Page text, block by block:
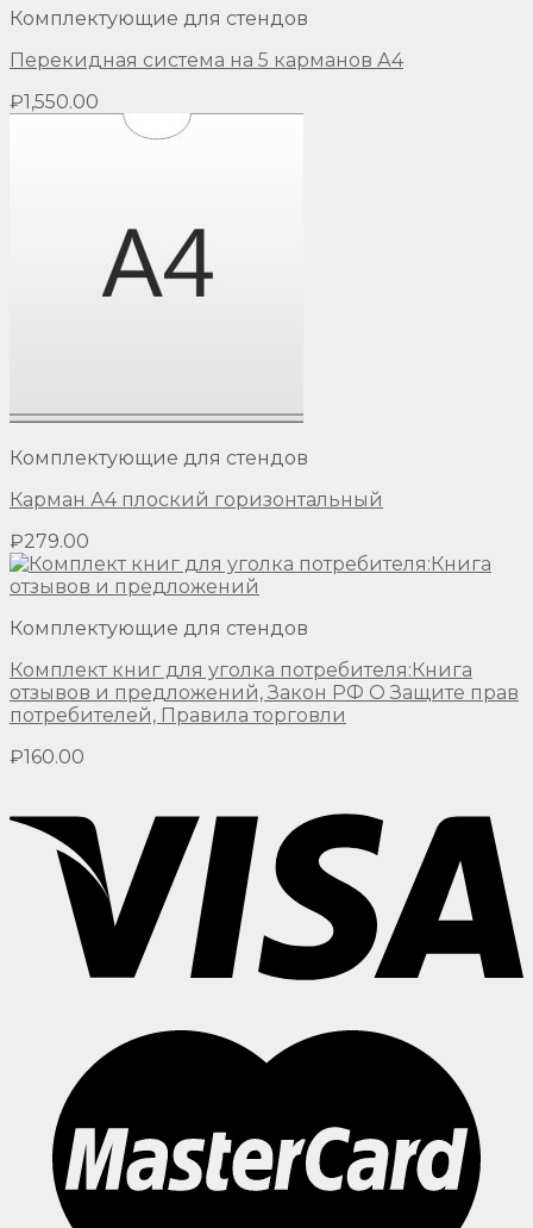
Комплектующие для стендов
Перекидная система на 5 карманов А4
₽1,550.00
Комплектующие для стендов
Карман А4 плоский горизонтальный
₽279.00
Комплектующие для стендов
Комплект книг для уголка потребителя:Книга
отзывов и предложений, Закон РФ О Защите прав
потребителей, Правила торговли
₽160.00